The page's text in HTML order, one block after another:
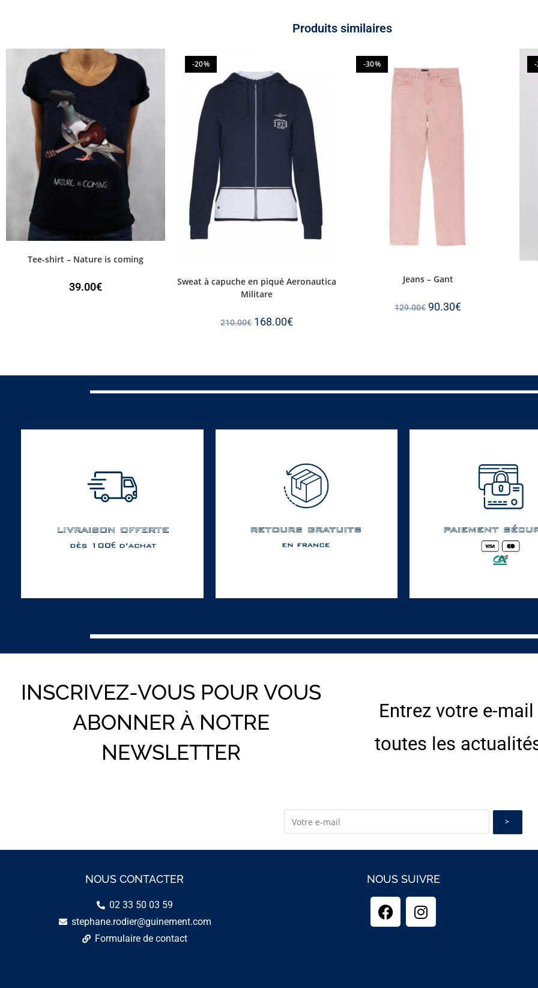
Produits similaires
Tee-shirt – Nature is coming
39.00€
-20%
Sweat à capuche en piqué Aeronautica
Militare
210.00€ 168.00€
-30%
Jeans – Gant
129.00€ 90.30€
INSCRIVEZ-VOUS POUR VOUS
ABONNER À NOTRE
NEWSLETTER
Entrez votre e-
toutes les
NOUS CONTACTER
02 33 50 03 59
stephane.rodier@guinement.com
Formulaire de contact
NOUS SUIVRE